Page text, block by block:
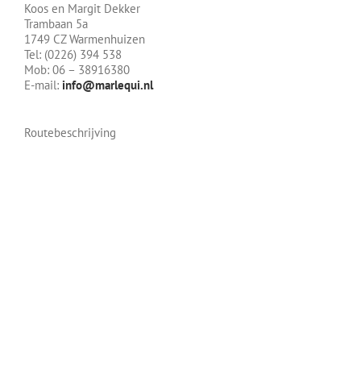
Koos en Margit Dekker
Trambaan 5a
1749 CZ Warmenhuizen
Tel: (0226) 394 538
Mob: 06 – 38916380
E-mail: info@marlequi.nl
Routebeschrijving